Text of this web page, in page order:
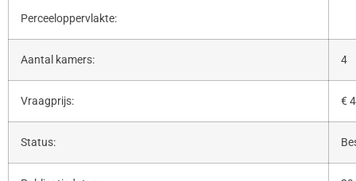
Perceeloppervlakte:
Aantal kamers: 4
Vraagprijs: €
Status: